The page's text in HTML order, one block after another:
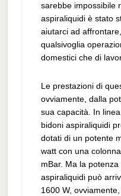
sarebbe impossibile
aspiraliquidi è stato
aiutarci ad
qualsivoglia
domestici che di
Le prestazioni di
ovviamente, dalla
sua capacità. In
bidoni aspiraliquidi
dotati di un potente
watt con una
mBar. Ma la
aspiraliquidi può
1600 W,